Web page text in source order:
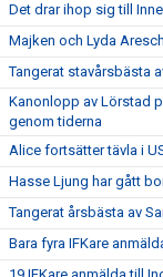
Det drar ihop sig till
Majken och Lyda
Tangerat stavårsbästa
Kanonlopp av Lörstad
genom tiderna
Alice fortsätter tävla i
Hasse Ljung har gått
Tangerat årsbästa av
Bara fyra IFKare